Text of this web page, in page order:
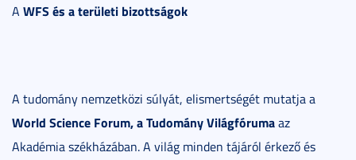
A WFS és a területi bizottságok
A tudomány nemzetközi súlyát, elismertségét mutatja a
World Science Forum, a Tudomány Világfórumaaz
Akadémia székházában. A világ minden tájáról érkező és